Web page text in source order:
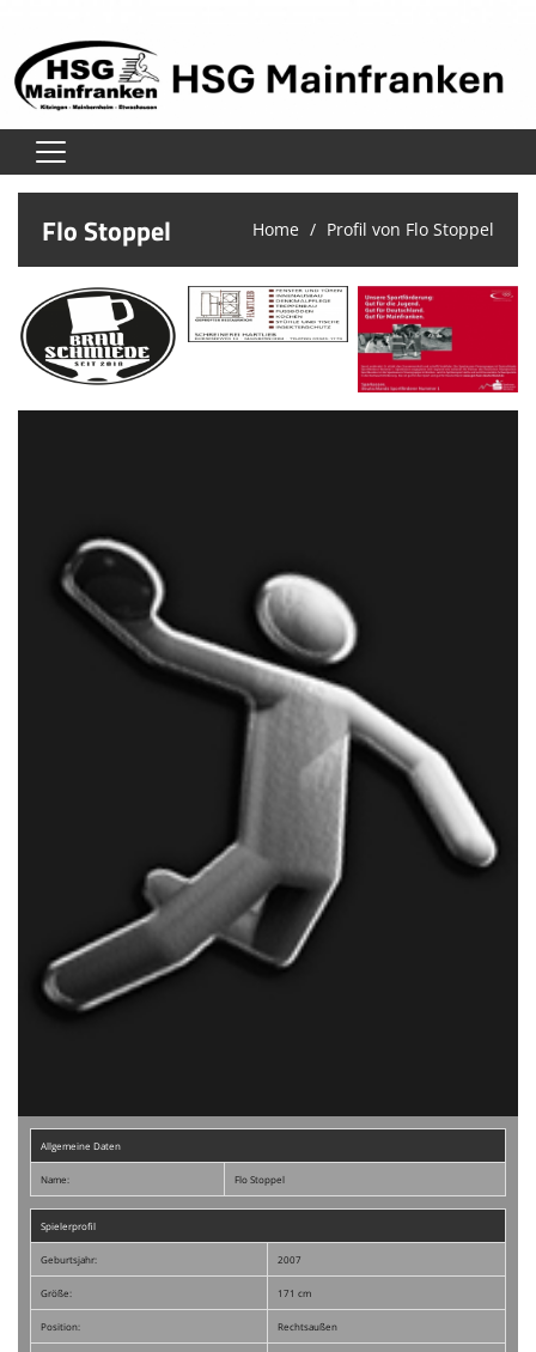
Home
Herren
Damen
Online-Shop
Informationen
Flo Stoppel Home Profil von Flo Stoppel
Allgemeine Daten
Name: Flo Stoppel
Spielerprofil
Geburtsjahr: 2007
Größe: 171 cm
Position: Rechtsaußen